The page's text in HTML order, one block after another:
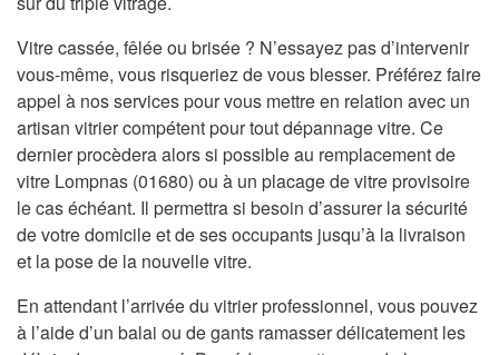
Vitre cassée, fêlée ou brisée ? N’essayez pas d’intervenir
vous-même, vous risqueriez de vous blesser. Préférez faire
appel à nos services pour vous mettre en relation avec un
artisan vitrier compétent pour tout dépannage vitre. Ce
dernier procèdera alors si possible au remplacement de
vitre Lompnas (01680) ou à un placage de vitre provisoire
le cas échéant. Il permettra si besoin d’assurer la sécurité
de votre domicile et de ses occupants jusqu’à la livraison
et la pose de la nouvelle vitre.
En attendant l’arrivée du vitrier professionnel, vous pouvez
à l’aide d’un balai ou de gants ramasser délicatement les